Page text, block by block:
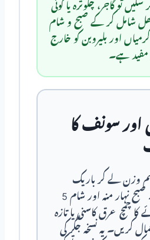
تو گاجر، چکوترہ یا کوئی
پھل شامل کر کے صبح و شام
اور بلیروبن کو خارج
ہے۔
اور سونف کا
ہم وزن لے کر باریک
سفوف تیار کریں۔ صبح نہار منہ اور شام 5
چمچ عرق کاسنی یا تازہ
کریں۔ یہ نسخہ جگر کی